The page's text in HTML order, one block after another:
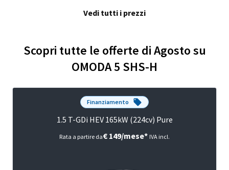
Vedi tutti i prezzi
Scopri tutte le offerte di Agosto su
OMODA 5 SHS-H
Finanziamento
1.5 T-GDi HEV 165kW (224cv) Pure
Rata a partire da€ 149/mese* IVA incl.